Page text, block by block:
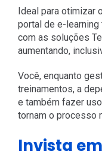
Ideal para otimizar
portal de e-learning
com as soluções
aumentando,
Você, enquanto
treinamentos, a
e também fazer
tornam o processo
Invista